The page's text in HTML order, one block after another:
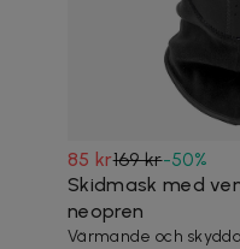
85 kr169 kr-50%
Skidmask med
neopren
Värmande och